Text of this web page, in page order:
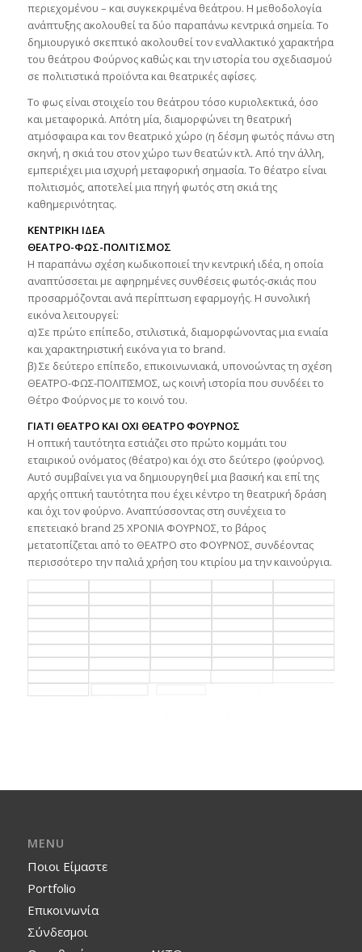
περιεχομένου – και συγκεκριμένα θεάτρου. Η μεθοδολογία
ανάπτυξης ακολουθεί τα δύο παραπάνω κεντρικά σημεία. Το
δημιουργικό σκεπτικό ακολουθεί τον εναλλακτικό χαρακτήρα
του θεάτρου Φούρνος καθώς και την ιστορία του σχεδιασμού
σε πολιτιστικά προϊόντα και θεατρικές αφίσες.
Το φως είναι στοιχείο του θεάτρου τόσο κυριολεκτικά, όσο
και μεταφορικά. Απότη μία, διαμορφώνει τη θεατρική
ατμόσφαιρα και τον θεατρικό χώρο (η δέσμη φωτός πάνω στη
σκηνή, η σκιά του στον χώρο των θεατών κτλ. Από την άλλη,
εμπεριέχει μια ισχυρή μεταφορική σημασία. Το θέατρο είναι
πολιτισμός, αποτελεί μια πηγή φωτός στη σκιά της
καθημερινότητας.
ΚΕΝΤΡΙΚΗ ΙΔΕΑ
ΘΕΑΤΡΟ-ΦΩΣ-ΠΟΛΙΤΙΣΜΟΣ
Η παραπάνω σχέση κωδικοποιεί την κεντρική ιδέα, η οποία
αναπτύσσεται με αφηρημένες συνθέσεις φωτός-σκιάς που
προσαρμόζονται ανά περίπτωση εφαρμογής. Η συνολική
εικόνα λειτουργεί:
α) Σε πρώτο επίπεδο, στιλιστικά, διαμορφώνοντας μια ενιαία
και χαρακτηριστική εικόνα για το brand.
β) Σε δεύτερο επίπεδο, επικοινωνιακά, υπονοώντας τη σχέση
ΘΕΑΤΡΟ-ΦΩΣ-ΠΟΛΙΤΙΣΜΟΣ, ως κοινή ιστορία που συνδέει το
Θέτρο Φούρνος με το κοινό του.
ΓΙΑΤΙ ΘΕΑΤΡΟ ΚΑΙ ΟΧΙ ΘΕΑΤΡΟ ΦΟΥΡΝΟΣ
Η οπτική ταυτότητα εστιάζει στο πρώτο κομμάτι του
εταιρικού ονόματος (θέατρο) και όχι στο δεύτερο (φούρνος).
Αυτό συμβαίνει για να δημιουργηθεί μια βασική και επί της
αρχής οπτική ταυτότητα που έχει κέντρο τη θεατρική δράση
και όχι τον φούρνο. Αναπτύσσοντας στη συνέχεια το
επετειακό brand 25 ΧΡΟΝΙΑ ΦΟΥΡΝΟΣ, το βάρος
μετατοπίζεται από το ΘΕΑΤΡΟ στο ΦΟΥΡΝΟΣ, συνδέοντας
περισσότερο την παλιά χρήση του κτιρίου μα την καινούργια.
MENU
Ποιοι Είμαστε
Portfolio
Επικοινωνία
Σύνδεσμοι